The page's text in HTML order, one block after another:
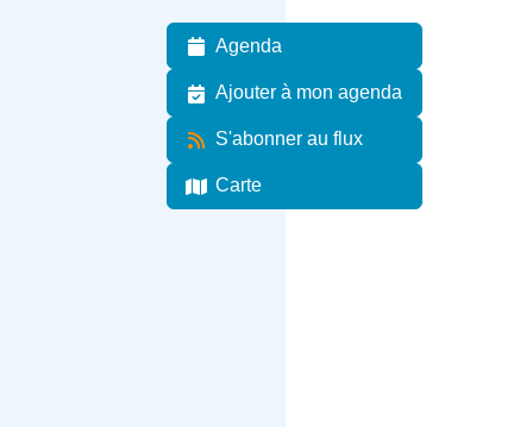
Agenda
Ajouter à mon agenda
S'abonner au flux
Carte